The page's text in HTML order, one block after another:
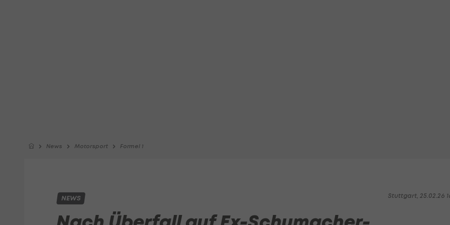
News Motorsport Formel 1
Stuttgart, 25.02.26
NEWS